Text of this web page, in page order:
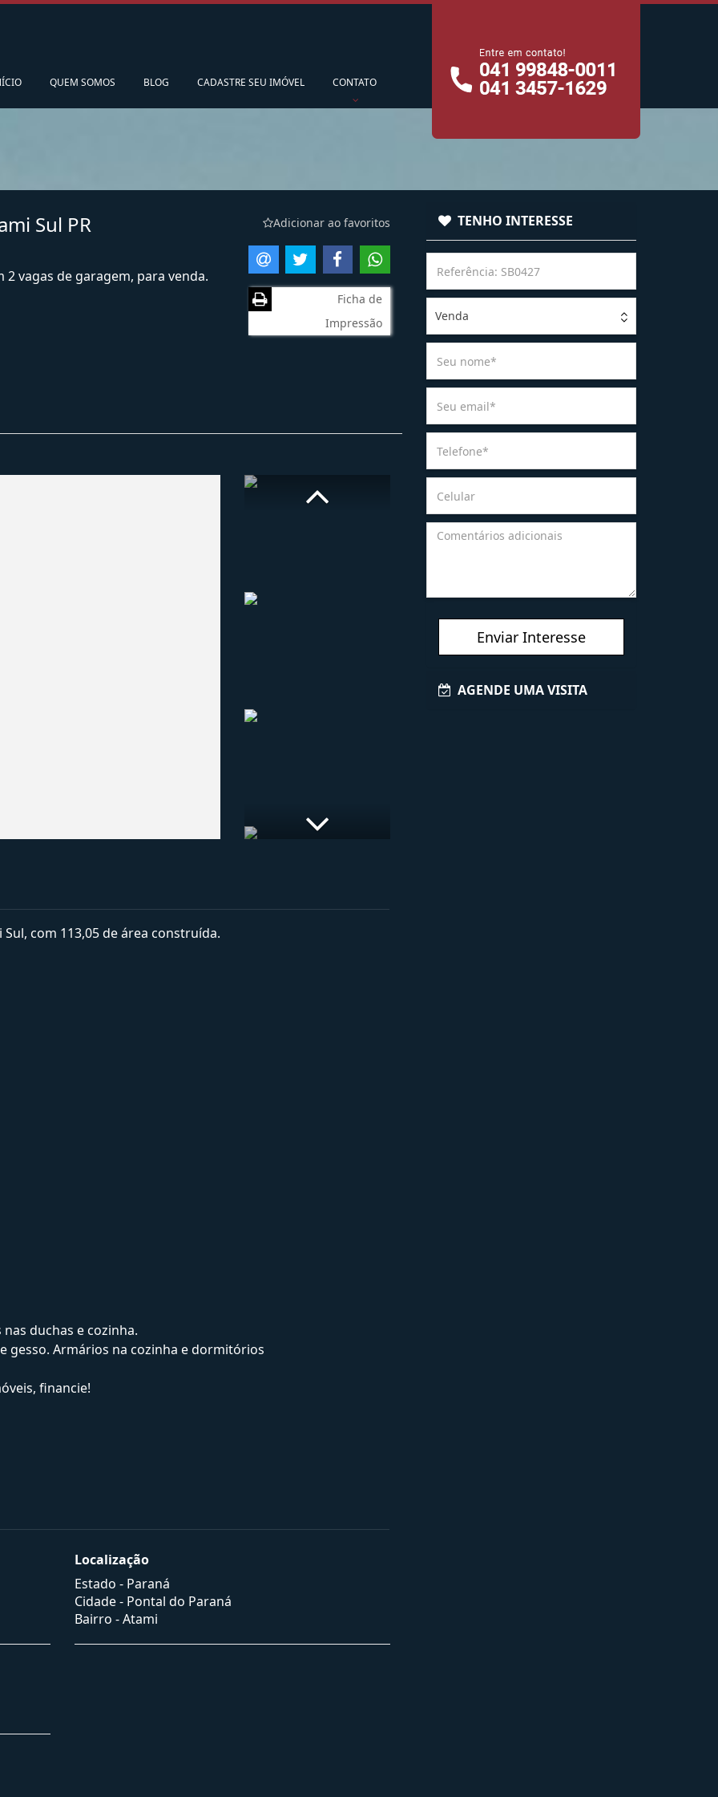
QUEM SOMOS BLOG CADASTRE SEU IMÓVEL CONTATO
Sul PR
vagas de garagem, para venda.
Adicionar ao favoritos
Ficha de
Impressão
com 113,05 de área construída.
duchas e cozinha.
gesso. Armários na cozinha e dormitórios
financie!
Localização
Estado - Paraná
Cidade - Pontal do Paraná
Bairro -Atami
TENHO INTERESSE
Venda
Enviar Interesse
AGENDE UMA VISITA